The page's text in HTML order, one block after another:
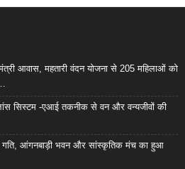
आवास, महतारी वंदन योजना से 205 महिलाओं को
सिस्टम -एआई तकनीक से वन और वन्यजीवों की
गति, आंगनबाड़ी भवन और सांस्कृतिक मंच का हुआ